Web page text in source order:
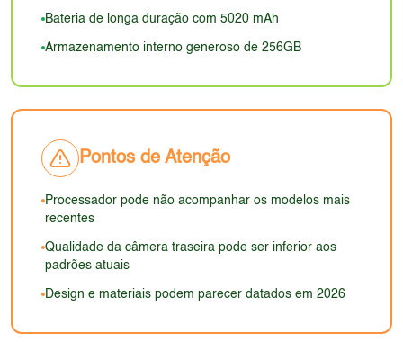
acabamento podem parecer datados em 2026.
Bateria de longa duração com 5020 mAh
Armazenamento interno generoso de 256GB
Pontos de Atenção
Processador pode não acompanhar os modelos mais
recentes
Qualidade da câmera traseira pode ser inferior aos
padrões atuais
Design e materiais podem parecer datados em 2026